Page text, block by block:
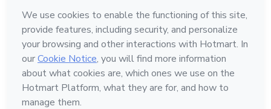
Conheça a Hotmart
Idioma
Português